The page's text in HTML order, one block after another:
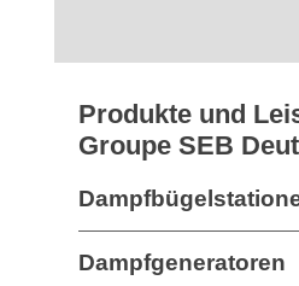
Produkte und
Groupe SEB
Dampfgeneratoren